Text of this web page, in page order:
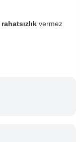
rahatsızlık vermez